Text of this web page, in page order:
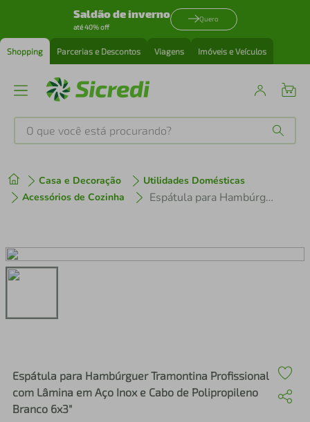
Saldão de inverno
até 40% off
Quero
Shopping Parcerias e Descontos Viagens Imóveis e Veículos
O que você está procurando?
Casa e Decoração
Utilidades Domésticas
Acessórios de Cozinha
Espátula para Hambúrguer Tramontina Profissional com Lâmina em Aço Inox e Cabo de Polipropileno Branco 6x3"
Espátula para Hambúrguer Tramontina Profissional
com Lâmina em Aço Inox e Cabo de Polipropileno
Branco 6x3"
1º tenis
3º